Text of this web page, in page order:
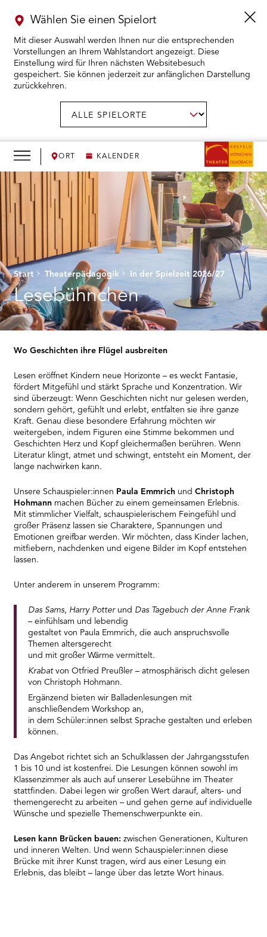
ORT KALENDER
Wählen Sie einen Spielort
Mit dieser Auswahl werden Ihnen nur die entsprechenden
Vorstellungen an Ihrem Wahlstandort angezeigt. Diese
Einstellung wird für Ihren nächsten Websitebesuch
gespeichert. Sie können jederzeit zur anfänglichen Darstellung
zurückkehren.
KARTENKAUF ÖFFNEN
WIR ÖFFNEN
DAS THEATER ÖFFNEN
THEATERPÄDAGOGIK ÖFFNEN
BESUCH ÖFFNEN
Start Theaterpädagogik In der Spielzeit 2026/27
Lesebühnchen
Wo Geschichten ihre Flügel ausbreiten
Lesen eröffnet Kindern neue Horizonte – es weckt Fantasie,
fördert Mitgefühl und stärkt Sprache und Konzentration. Wir
sind überzeugt: Wenn Geschichten nicht nur gelesen werden,
sondern gehört, gefühlt und erlebt, entfalten sie ihre ganze
Kraft. Genau diese besondere Erfahrung möchten wir
weitergeben, indem Figuren eine Stimme bekommen und
Geschichten Herz und Kopf gleichermaßen berühren. Wenn
Literatur klingt, atmet und schwingt, entsteht ein Moment, der
lange nachwirken kann.
Unsere Schauspieler:innen Paula Emmrich undChristoph
Hohmann machen Bücher zu einem gemeinsamen Erlebnis.
Mit stimmlicher Vielfalt, schauspielerischem Feingefühl und
großer Präsenz lassen sie Charaktere, Spannungen und
Emotionen greifbar werden. Wir möchten, dass Kinder lachen,
mitfiebern, nachdenken und eigene Bilder im Kopf entstehen
lassen.
Unter anderem in unserem Programm:
Das Sams, Harry Potterund Das Tagebuch der Anne Frank
– einfühlsam und lebendig
gestaltet von Paula Emmrich, die auch anspruchsvolle
Themen altersgerecht
und mit großer Wärme vermittelt.
Krabat von Otfried Preußler – atmosphärisch dicht gelesen
von Christoph Hohmann.
Ergänzend bieten wir Balladenlesungen mit
anschließendem Workshop an,
in dem Schüler:innen selbst Sprache gestalten und erleben
können.
Das Angebot richtet sich an Schulklassen der Jahrgangsstufen
1 bis 10 und ist kostenfrei. Die Lesungen können sowohl im
Klassenzimmer als auch auf unserer Lesebühne im Theater
stattfinden. Dabei legen wir großen Wert darauf, alters- und
themengerecht zu arbeiten – und gehen gerne auf individuelle
Wünsche und spezielle Themenschwerpunkte ein.
Lesen kann Brücken bauen: zwischen Generationen, Kulturen
und inneren Welten. Und wenn Schauspieler:innen diese
Brücke mit ihrer Kunst tragen, wird aus einer Lesung ein
Erlebnis, das bleibt – lange über das letzte Wort hinaus.